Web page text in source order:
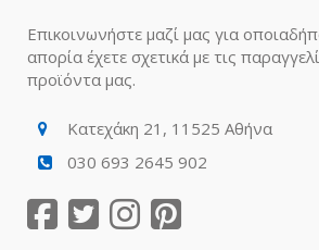
Επικοινωνήστε μαζί μας για
απορία έχετε σχετικά με τις
προϊόντα μας.
Κατεχάκη 21, 11525 Αθήνα
030 693 2645 902